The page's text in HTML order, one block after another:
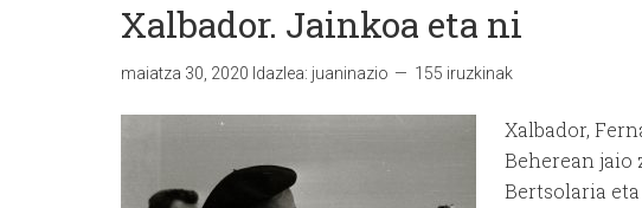
Xalbador. Jainkoa eta ni
maiatza 30, 2020 Idazlea: juaninazio 155 iruzkinak
Xalbador,
Beherean jaio
Bertsolaria